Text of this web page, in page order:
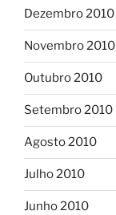
Dezembro 2010
Novembro 2010
Outubro 2010
Setembro 2010
Agosto 2010
Julho 2010
Junho 2010